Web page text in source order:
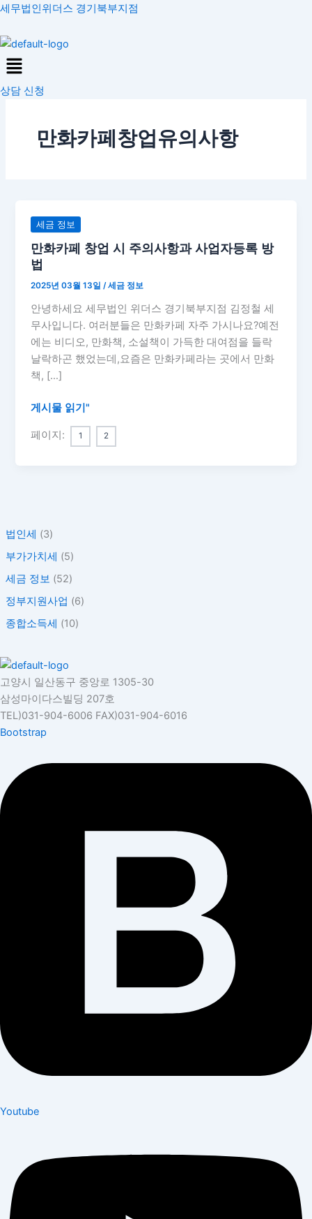
콘
츠
로
건
너
세무법인위더스 경기북부지점
Menu
상담 신청
법인세 (3)
부가가치세 (5)
세금 정보 (52)
정부지원사업 (6)
종합소득세 (10)
만화카페창업유의사항
세금 정보
만화카페 창업 시 주의사항과 사업자등록 방
법
2025년 03월 13일/세금 정보
안녕하세요 세무법인 위더스 경기북부지점 김정철 세
무사입니다. 여러분들은 만화카페 자주 가시나요?예전
에는 비디오, 만화책, 소설책이 가득한 대여점을 들락
날락하곤 했었는데,요즘은 만화카페라는 곳에서 만화
책, […]
만
화
카
페
창
업
시
주
의
사
과
업
게시물 읽기"
페이지: 1 2
고양시 일산동구 중앙로 1305-30
삼성마이다스빌딩 207호
TEL)031-904-6006 FAX)031-904-6016
Bootstrap
Youtube